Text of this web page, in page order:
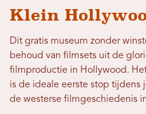
Klein
Dit gratis museum zonder
behoud van filmsets uit de
filmproductie in Hollywood.
is de ideale eerste stop tijdens
de westerse filmgeschiedenis